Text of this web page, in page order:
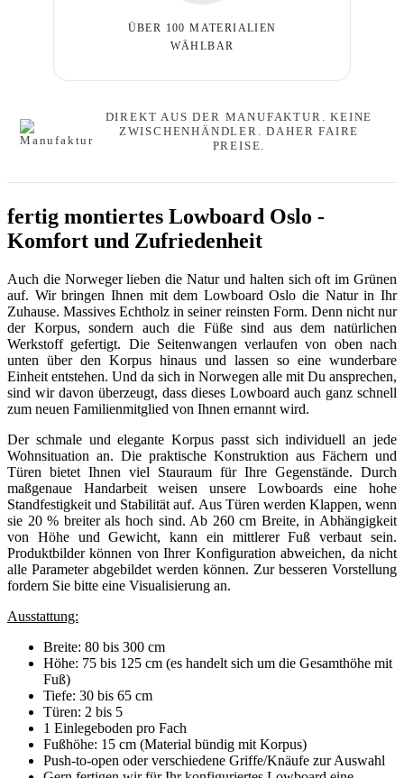
ÜBER 100 MATERIALIEN
WÄHLBAR
DIREKT AUS DER MANUFAKTUR. KEINE
ZWISCHENHÄNDLER. DAHER FAIRE
PREISE.
fertig montiertes Lowboard Oslo -
Komfort und Zufriedenheit
Auch die Norweger lieben die Natur und halten sich oft im Grünen
auf. Wir bringen Ihnen mit dem Lowboard Oslo die Natur in Ihr
Zuhause. Massives Echtholz in seiner reinsten Form. Denn nicht nur
der Korpus, sondern auch die Füße sind aus dem natürlichen
Werkstoff gefertigt. Die Seitenwangen verlaufen von oben nach
unten über den Korpus hinaus und lassen so eine wunderbare
Einheit entstehen. Und da sich in Norwegen alle mit Du ansprechen,
sind wir davon überzeugt, dass dieses Lowboard auch ganz schnell
zum neuen Familienmitglied von Ihnen ernannt wird.
Der schmale und elegante Korpus passt sich individuell an jede
Wohnsituation an. Die praktische Konstruktion aus Fächern und
Türen bietet Ihnen viel Stauraum für Ihre Gegenstände. Durch
maßgenaue Handarbeit weisen unsere Lowboards eine hohe
Standfestigkeit und Stabilität auf. Aus Türen werden Klappen, wenn
sie 20 % breiter als hoch sind. Ab 260 cm Breite, in Abhängigkeit
von Höhe und Gewicht, kann ein mittlerer Fuß verbaut sein.
Produktbilder können von Ihrer Konfiguration abweichen, da nicht
alle Parameter abgebildet werden können. Zur besseren Vorstellung
fordern Sie bitte eine Visualisierung an.
Ausstattung:
Breite: 80 bis 300 cm
Höhe: 75 bis 125 cm (es handelt sich um die Gesamthöhe mit
Fuß)
Tiefe: 30 bis 65 cm
Türen: 2 bis 5
1 Einlegeboden pro Fach
Fußhöhe: 15 cm (Material bündig mit Korpus)
Push-to-open oder verschiedene Griffe/Knäufe zur Auswahl